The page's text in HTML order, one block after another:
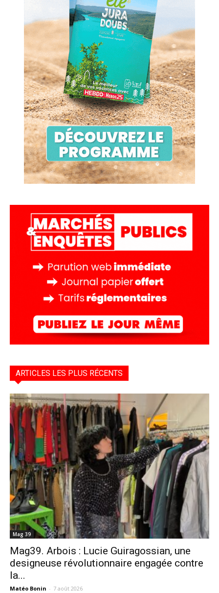
ARTICLES LES PLUS RÉCENTS
Mag 39
Mag39. Arbois : Lucie Guiragossian, une
designeuse révolutionnaire engagée contre
la...
Matéo Bonin - 7 août 2026